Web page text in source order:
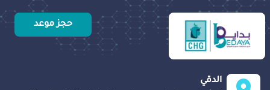
حجز موعد
الدقي